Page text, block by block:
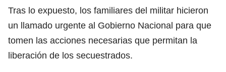
Tras lo expuesto, los familiares del militar hicieron
un llamado urgente al Gobierno Nacional para que
tomen las acciones necesarias que permitan la
liberación de los secuestrados.